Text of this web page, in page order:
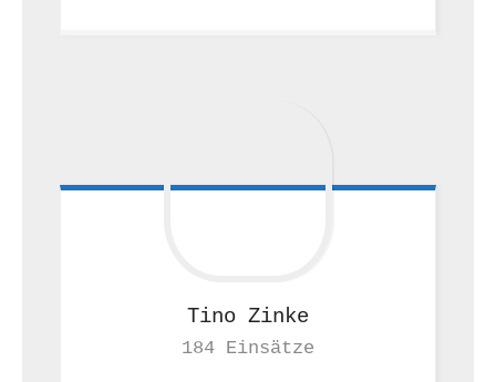
Tino Zinke
184 Einsätze